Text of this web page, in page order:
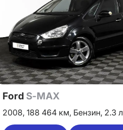
Ford S-MAX
2008, 188 464 км, Бензин, 2.3